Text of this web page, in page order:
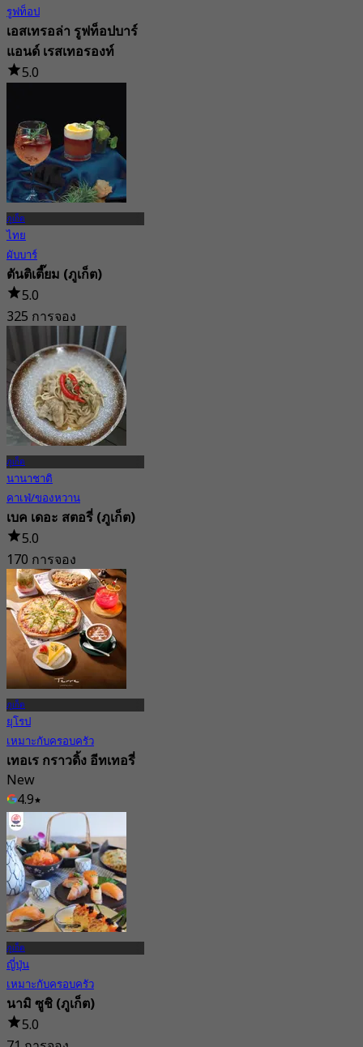
รูฟท็อป
เอสเทรอล่า รูฟท็อปบาร์
แอนด์ เรสเทอรองท์
5.0
ภูเก็ต
ไทย
ผับบาร์
ตันติเตี๊ยม (ภูเก็ต)
5.0
325 การจอง
ภูเก็ต
นานาชาติ
คาเฟ่/ของหวาน
เบค เดอะ สตอรี่ (ภูเก็ต)
5.0
170 การจอง
จาก฿ 237.5
ภูเก็ต
ยุโรป
เหมาะกับครอบครัว
เทอเร กราวดิ้ง อีทเทอรี่
New
4.9
จาก
฿ 460
ภูเก็ต
ญี่ปุ่น
เหมาะกับครอบครัว
นามิ ซูชิ (ภูเก็ต)
5.0